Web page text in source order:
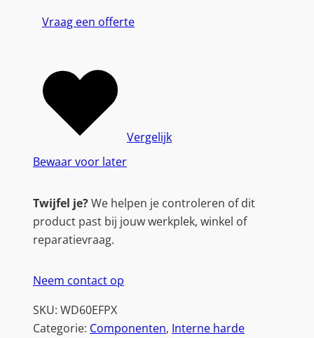
Vraag een offerte
Bewaar voor later
Vergelijk
Twijfel je?We helpen je controleren of dit
product past bij jouw werkplek, winkel of
reparatievraag.
Neem contact op
SKU: WD60EFPX
Categorie: Componenten, Interne harde